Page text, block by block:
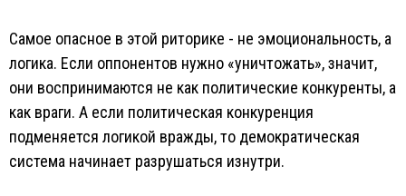
Самое опасное в этой риторике - не эмоциональность, а
логика. Если оппонентов нужно «уничтожать», значит,
они воспринимаются не как политические конкуренты, а
как враги. А если политическая конкуренция
подменяется логикой вражды, то демократическая
система начинает разрушаться изнутри.